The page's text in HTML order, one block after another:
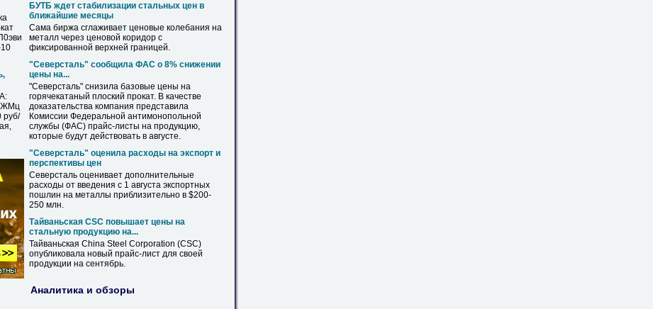
руб/
БУТБ ждет стабилизации стальных цен в
ближайшие месяцы
Сама биржа сглаживает ценовые колебания на
металл через ценовой коридор с
фиксированной верхней границей.
"Северсталь" сообщила ФАС о 8% снижении
цены на...
"Северсталь" снизила базовые цены на
горячекатаный плоский прокат. В качестве
доказательства компания представила
Комиссии Федеральной антимонопольной
службы (ФАС) прайс-листы на продукцию,
которые будут действовать в августе.
"Северсталь" оценила расходы на экспорт и
перспективы цен
Северсталь оценивает дополнительные
расходы от введения с 1 августа экспортных
пошлин на металлы приблизительно в $200-
250 млн.
Тайваньская CSC повышает цены на
стальную продукцию на...
Тайваньская China Steel Corporation (CSC)
опубликовала новый прайс-лист для своей
продукции на сентябрь.
Аналитика и обзоры